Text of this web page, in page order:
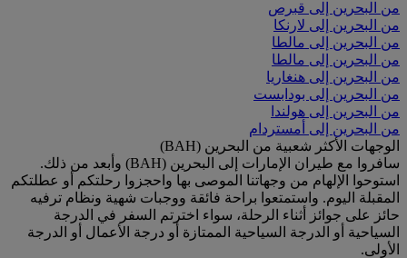
من البحرين إلى قبرص
من البحرين إلى لارنكا
من البحرين إلى مالطا
من البحرين إلى مالطا
من البحرين إلى هنغاريا
من البحرين إلى بودابست
من البحرين إلى هولندا
من البحرين إلى أمستردام
الوجهات الأكثر شعبية من البحرين (BAH)
سافروا مع طيران الإمارات إلى البحرين (BAH) وأبعد من ذلك.
استوحوا الإلهام من وجهاتنا الموصى بها واحجزوا رحلتكم أو عطلتكم
المقبلة اليوم. واستمتعوا براحة فائقة ووجبات شهية ونظام ترفيه
حائز على جوائز أثناء الرحلة، سواء اخترتم السفر في الدرجة
السياحية أو الدرجة السياحية الممتازة أو درجة الأعمال أو الدرجة
الأولى.